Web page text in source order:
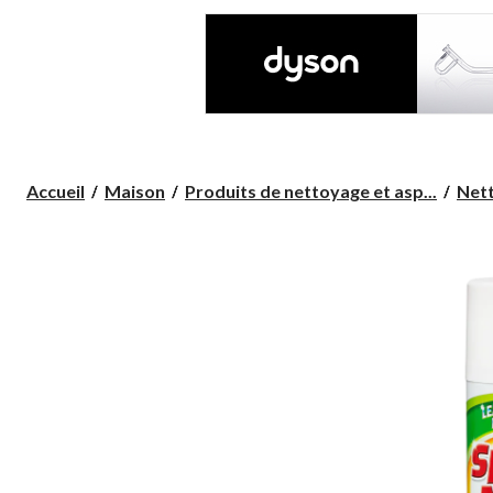
Accueil Maison Produits de nettoyage et asp...